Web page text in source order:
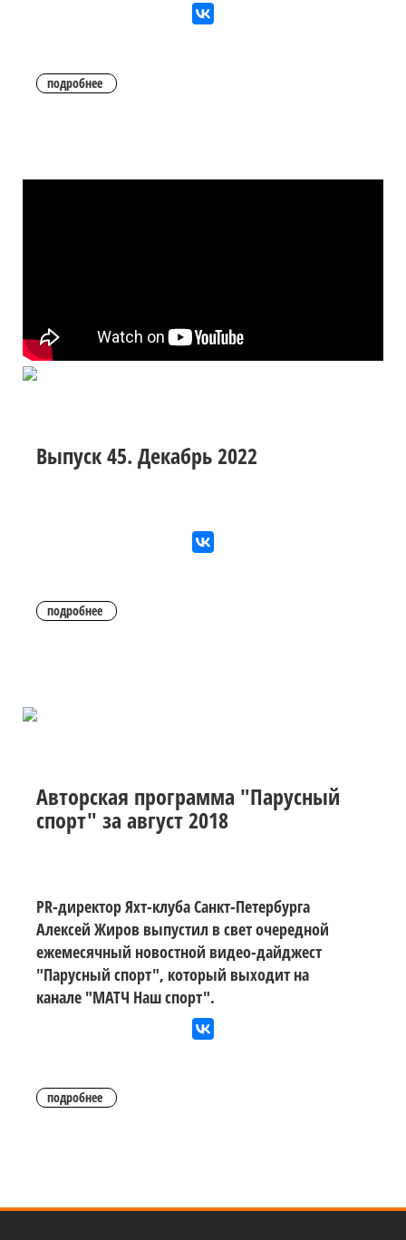
подробнее
Выпуск 45. Декабрь 2022
подробнее
Авторская программа "Парусный
спорт" за август 2018
PR-директор Яхт-клуба Санкт-Петербурга
Алексей Жиров выпустил в свет очередной
ежемесячный новостной видео-дайджест
"Парусный спорт", который выходит на
канале "МАТЧ Наш спорт".
подробнее